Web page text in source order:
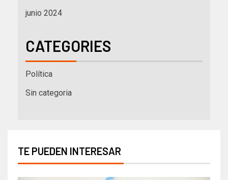
junio 2024
CATEGORIES
Política
Sin categoria
TE PUEDEN INTERESAR